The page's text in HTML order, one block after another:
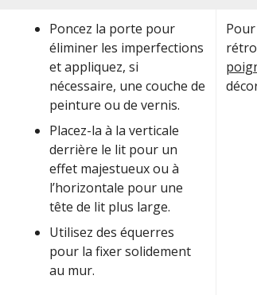
Poncez la porte pour
éliminer les imperfections
et appliquez, si
nécessaire, une couche de
peinture ou de vernis.
Placez-la à la verticale
derrière le lit pour un
effet majestueux ou à
l’horizontale pour une
tête de lit plus large.
Utilisez des équerres
pour la fixer solidement
au mur.